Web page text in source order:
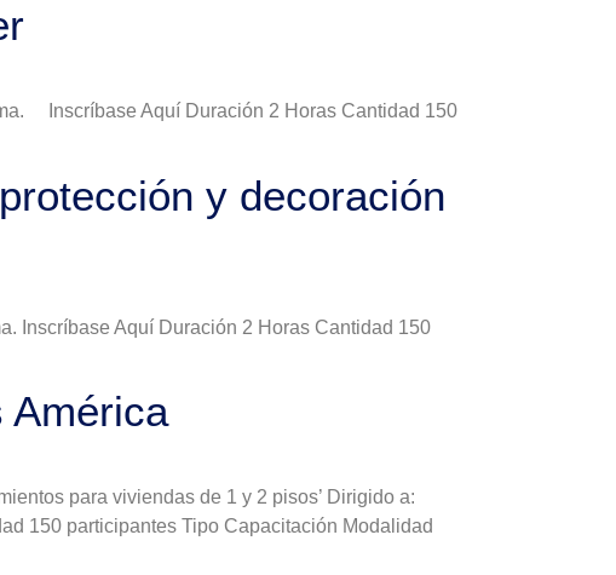
Inscríbase Aquí Duración 2 Horas Cantidad 150
y decoración
Inscríbase Aquí Duración 2 Horas Cantidad 150
América
para viviendas de 1 y 2 pisos’ Dirigido a:
150 participantes Tipo Capacitación Modalidad